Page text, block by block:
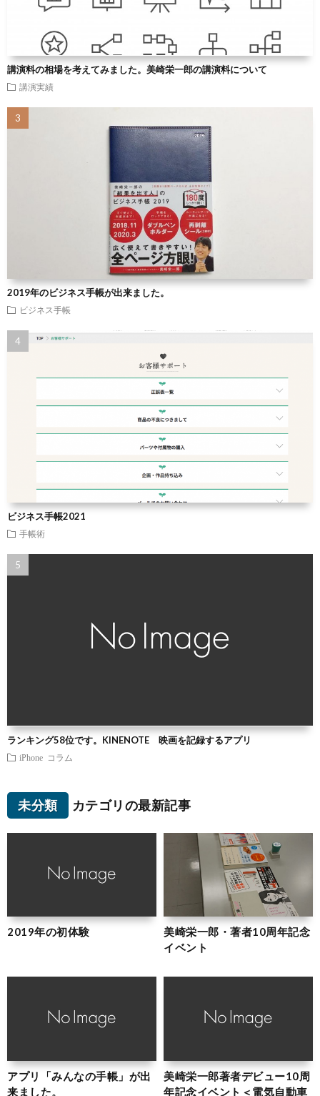
講演料の相場を考えてみました。美崎栄一郎の講演料について
講演実績
2019年のビジネス手帳が出来ました。
ビジネス手帳
ビジネス手帳2021
手帳術
ランキング58位です。KINENOTE 映画を記録するアプリ
iPhone コラム
未分類 カテゴリの最新記事
2019年の初体験
美崎栄一郎・著者10周年記念
イベント
アプリ「みんなの手帳」が出
来ました。
美崎栄一郎著者デビュー10周
年記念イベント＜電気自動車